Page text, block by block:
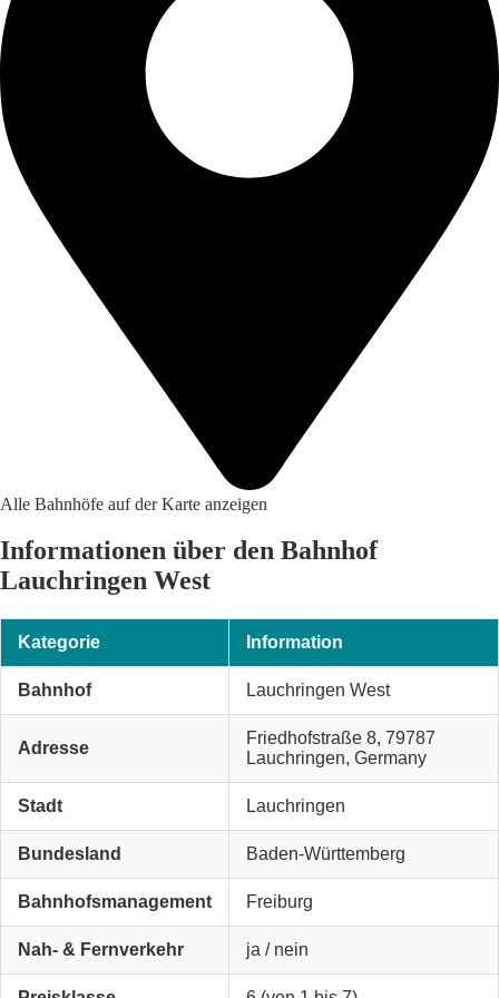
Alle Bahnhöfe auf der Karte anzeigen
Informationen über den Bahnhof
Lauchringen West
Kategorie Information
Bahnhof Lauchringen West
Adresse
Friedhofstraße 8, 79787
Lauchringen, Germany
Stadt Lauchringen
Bundesland Baden-Württemberg
Bahnhofsmanagement Freiburg
Nah- & Fernverkehr ja / nein